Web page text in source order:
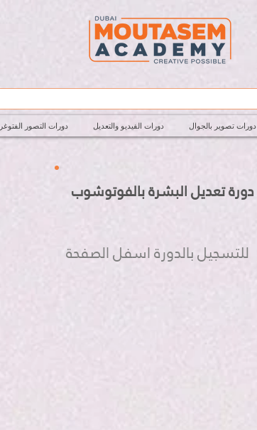
دورات التصور دورات الفيديو والتعديل دورات تصوير بالجوال
دورة تعديل البشرة بالفوتوشوب